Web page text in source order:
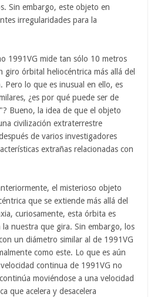
Sin embargo, este objeto en
irregularidades para la
1991VG mide tan sólo 10 metros
giro órbital heliocéntrica más allá del
Pero lo que es inusual en ello, es
¿es por qué puede ser de
Bueno, la idea de que el objeto
civilización extraterrestre
de varios investigadores
extrañas relacionadas con
el misterioso objeto
que se extiende más allá del
curiosamente, esta órbita es
la nuestra que gira. Sin embargo, los
un diámetro similar al de 1991VG
como este. Lo que es aún
continua de 1991VG no
moviéndose a una velocidad
que acelera y desacelera